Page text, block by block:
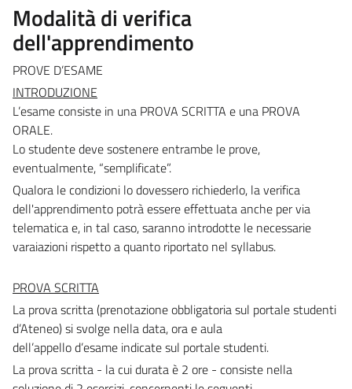
Modalità di verifica
dell'apprendimento
PROVE D’ESAME
INTRODUZIONE
L’esame consiste in una PROVA SCRITTA e una PROVA
ORALE.
Lo studente deve sostenere entrambe le prove,
eventualmente, “semplificate”.
Qualora le condizioni lo dovessero richiederlo, la verifica
dell'apprendimento potrà essere effettuata anche per via
telematica e, in tal caso, saranno introdotte le necessarie
varaiazioni rispetto a quanto riportato nel syllabus.
PROVA SCRITTA
La prova scritta (prenotazione obbligatoria sul portale studenti
d’Ateneo) si svolge nella data, ora e aula
dell’appello d’esame indicate sul portale studenti.
La prova scritta - la cui durata è 2 ore - consiste nella